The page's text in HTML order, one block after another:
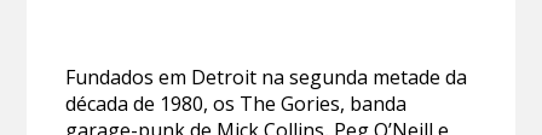
Fundados em Detroit na segunda metade da
década de 1980, os The Gories, banda